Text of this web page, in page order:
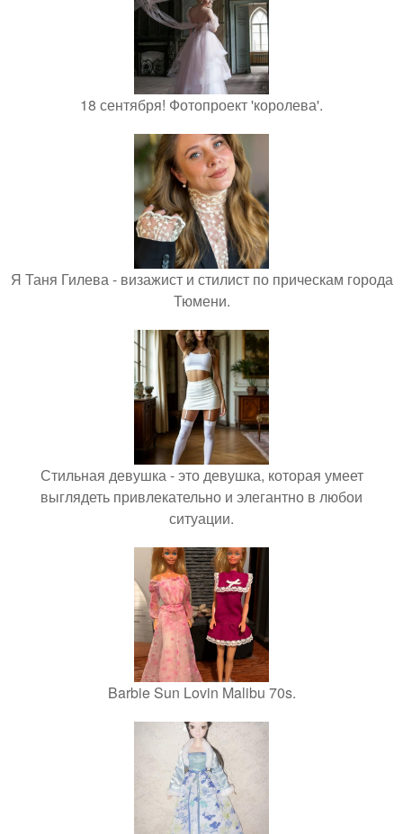
18 сентября! Фотопроект 'королева'.
Я Таня Гилева - визажист и стилист по прическам города
Тюмени.
Стильная девушка - это девушка, которая умеет
выглядеть привлекательно и элегантно в любои
ситуации.
Barbie Sun Lovin Malibu 70s.